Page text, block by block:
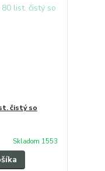
čistý so
Skladom 1553